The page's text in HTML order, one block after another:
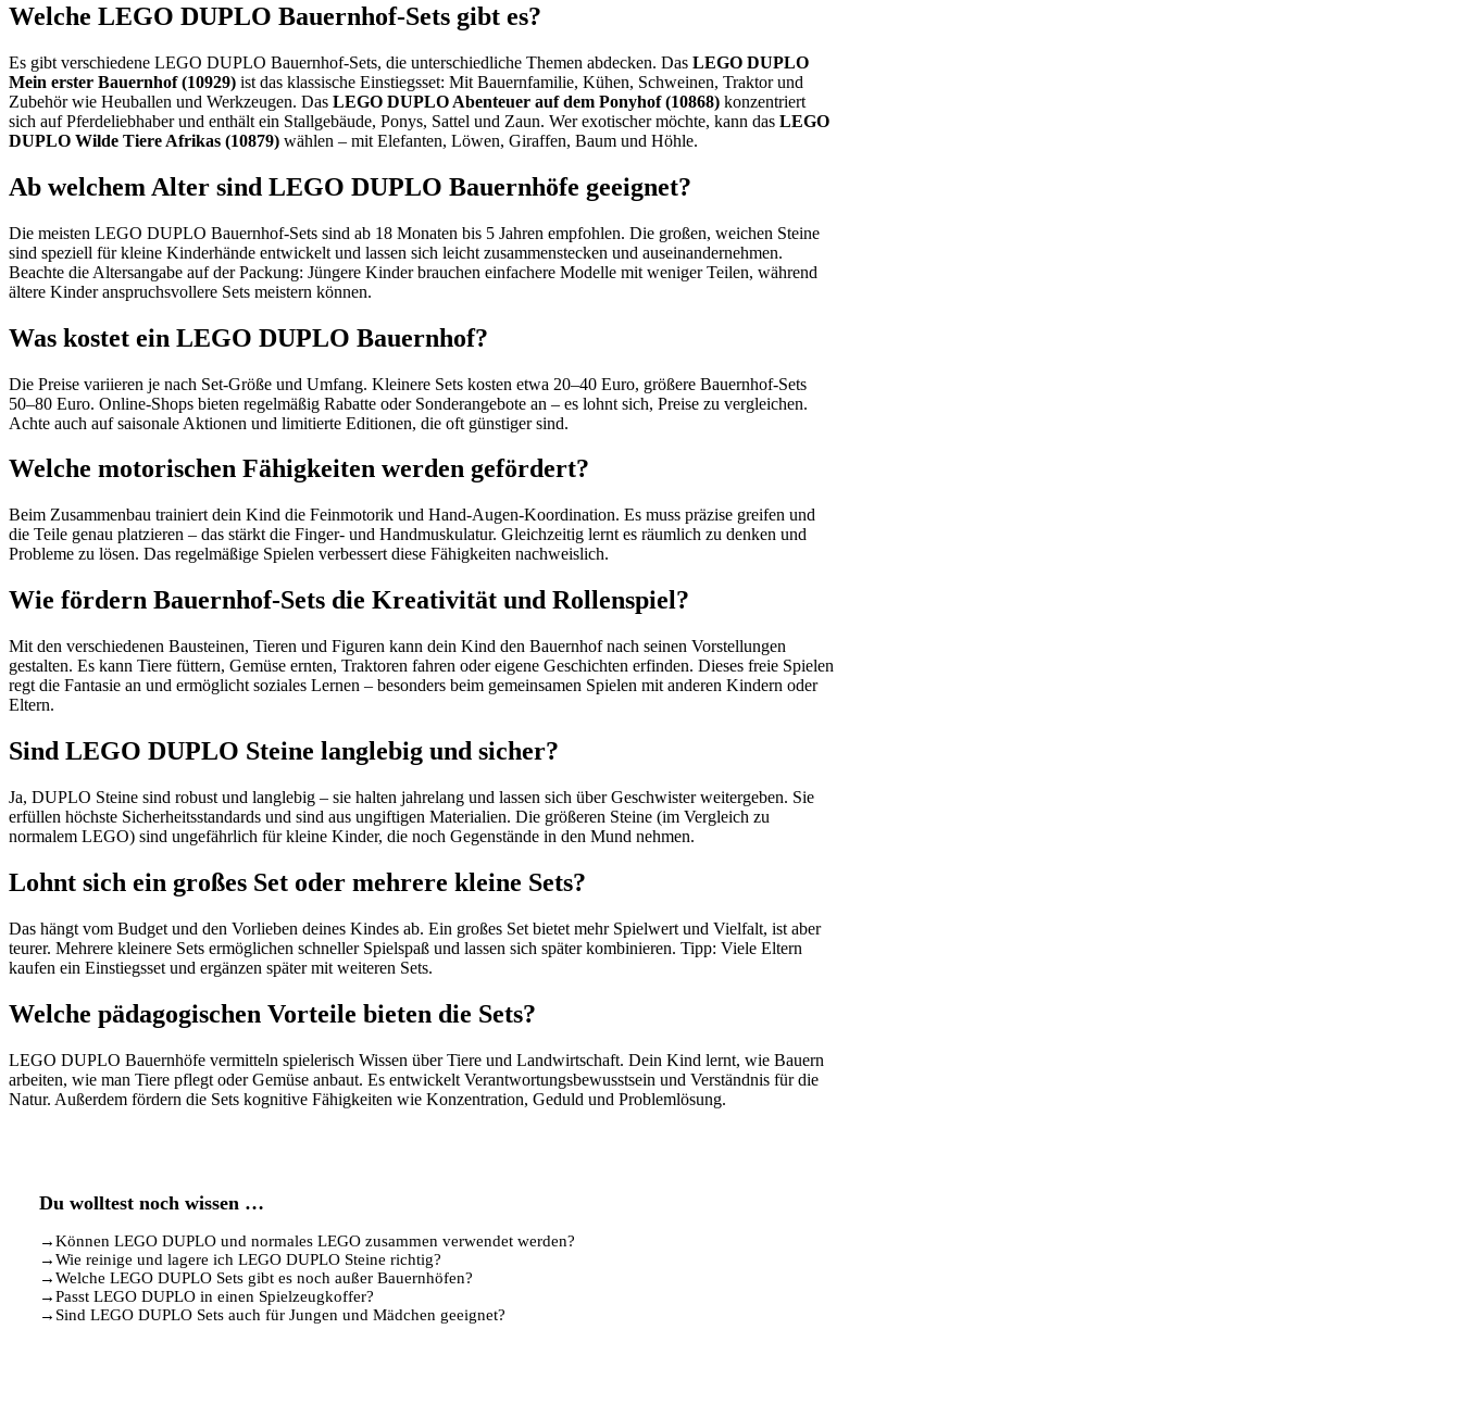
Welche LEGO DUPLO Bauernhof-Sets gibt es?
Es gibt verschiedene LEGO DUPLO Bauernhof-Sets, die unterschiedliche Themen abdecken. Das LEGO DUPLO
Mein erster Bauernhof (10929) ist das klassische Einstiegsset: Mit Bauernfamilie, Kühen, Schweinen, Traktor und
Zubehör wie Heuballen und Werkzeugen. Das LEGO DUPLO Abenteuer auf dem Ponyhof (10868) konzentriert
sich auf Pferdeliebhaber und enthält ein Stallgebäude, Ponys, Sattel und Zaun. Wer exotischer möchte, kann das LEGO
DUPLO Wilde Tiere Afrikas (10879) wählen – mit Elefanten, Löwen, Giraffen, Baum und Höhle.
Ab welchem Alter sind LEGO DUPLO Bauernhöfe geeignet?
Die meisten LEGO DUPLO Bauernhof-Sets sind ab 18 Monaten bis 5 Jahren empfohlen. Die großen, weichen Steine
sind speziell für kleine Kinderhände entwickelt und lassen sich leicht zusammenstecken und auseinandernehmen.
Beachte die Altersangabe auf der Packung: Jüngere Kinder brauchen einfachere Modelle mit weniger Teilen, während
ältere Kinder anspruchsvollere Sets meistern können.
Was kostet ein LEGO DUPLO Bauernhof?
Die Preise variieren je nach Set-Größe und Umfang. Kleinere Sets kosten etwa 20–40 Euro, größere Bauernhof-Sets
50–80 Euro. Online-Shops bieten regelmäßig Rabatte oder Sonderangebote an – es lohnt sich, Preise zu vergleichen.
Achte auch auf saisonale Aktionen und limitierte Editionen, die oft günstiger sind.
Welche motorischen Fähigkeiten werden gefördert?
Beim Zusammenbau trainiert dein Kind die Feinmotorik und Hand-Augen-Koordination. Es muss präzise greifen und
die Teile genau platzieren – das stärkt die Finger- und Handmuskulatur. Gleichzeitig lernt es räumlich zu denken und
Probleme zu lösen. Das regelmäßige Spielen verbessert diese Fähigkeiten nachweislich.
Wie fördern Bauernhof-Sets die Kreativität und Rollenspiel?
Mit den verschiedenen Bausteinen, Tieren und Figuren kann dein Kind den Bauernhof nach seinen Vorstellungen
gestalten. Es kann Tiere füttern, Gemüse ernten, Traktoren fahren oder eigene Geschichten erfinden. Dieses freie Spielen
regt die Fantasie an und ermöglicht soziales Lernen – besonders beim gemeinsamen Spielen mit anderen Kindern oder
Eltern.
Sind LEGO DUPLO Steine langlebig und sicher?
Ja, DUPLO Steine sind robust und langlebig – sie halten jahrelang und lassen sich über Geschwister weitergeben. Sie
erfüllen höchste Sicherheitsstandards und sind aus ungiftigen Materialien. Die größeren Steine (im Vergleich zu
normalem LEGO) sind ungefährlich für kleine Kinder, die noch Gegenstände in den Mund nehmen.
Lohnt sich ein großes Set oder mehrere kleine Sets?
Das hängt vom Budget und den Vorlieben deines Kindes ab. Ein großes Set bietet mehr Spielwert und Vielfalt, ist aber
teurer. Mehrere kleinere Sets ermöglichen schneller Spielspaß und lassen sich später kombinieren. Tipp: Viele Eltern
kaufen ein Einstiegsset und ergänzen später mit weiteren Sets.
Welche pädagogischen Vorteile bieten die Sets?
LEGO DUPLO Bauernhöfe vermitteln spielerisch Wissen über Tiere und Landwirtschaft. Dein Kind lernt, wie Bauern
arbeiten, wie man Tiere pflegt oder Gemüse anbaut. Es entwickelt Verantwortungsbewusstsein und Verständnis für die
Natur. Außerdem fördern die Sets kognitive Fähigkeiten wie Konzentration, Geduld und Problemlösung.
Du wolltest noch wissen …
→Können LEGO DUPLO und normales LEGO zusammen verwendet werden?
→Wie reinige und lagere ich LEGO DUPLO Steine richtig?
→Welche LEGO DUPLO Sets gibt es noch außer Bauernhöfen?
→Passt LEGO DUPLO in einen Spielzeugkoffer?
→ Sind LEGO DUPLO Sets auch für Jungen und Mädchen geeignet?